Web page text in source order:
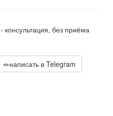
- консультация, без приёма
написать в Telegram